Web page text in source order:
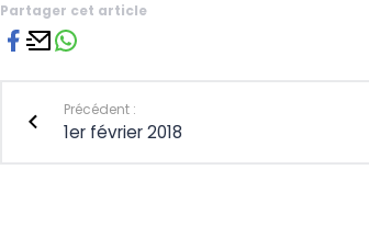
Partager cet article
Précédent :
1er février 2018